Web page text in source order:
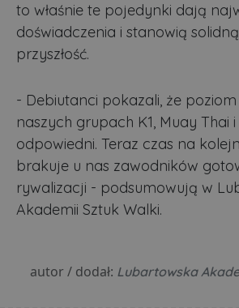
to właśnie te pojedynki dają
doświadczenia i stanowią
przyszłość.
- Debiutanci pokazali, że
naszych grupach K1, Muay Thai
odpowiedni. Teraz czas na
brakuje u nas zawodników
rywalizacji - podsumowują w
Akademii Sztuk Walki.
autor / dodał: Lubartowska